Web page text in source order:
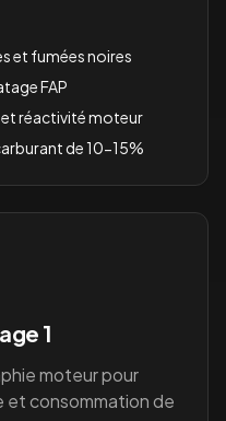
et fumées noires
FAP
réactivité moteur
de 10-15%
1
moteur pour
et consommation de